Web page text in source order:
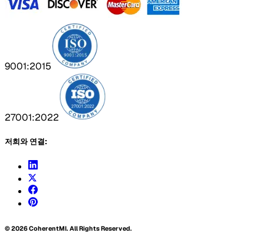
9001:2015
27001:2022
저희와 연결:
©2026CoherentMI. All Rights Reserved.